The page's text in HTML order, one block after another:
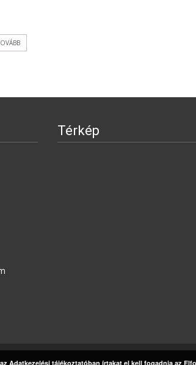
Térkép
Adatkezelési tájékoztatóban írtakat el kell fogadnia az